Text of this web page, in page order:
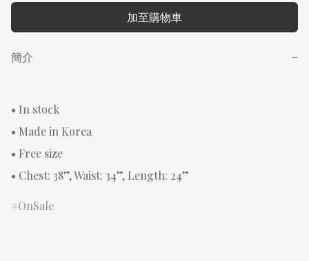
加至購物車
簡介 −
• In stock
• Made in Korea
• Free size
• Chest: 38”, Waist: 34”, Length: 24”
OnSale